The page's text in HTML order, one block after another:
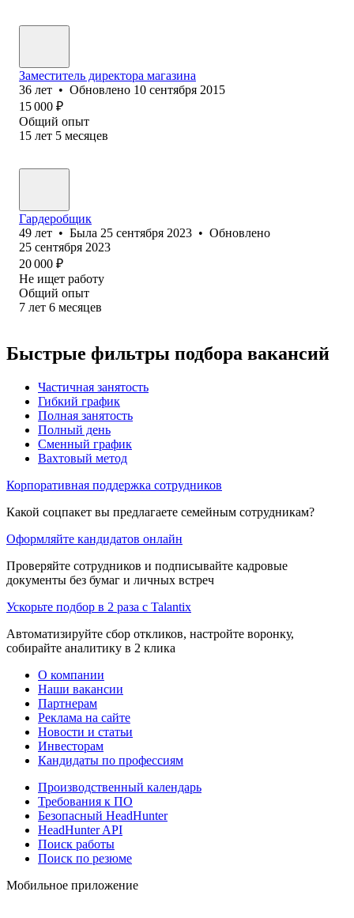
Заместитель директора магазина
36 лет • Обновлено 10 сентября 2015
15 000 ₽
Общий опыт
15 лет 5 месяцев
Гардеробщик
49 лет • Была 25 сентября 2023 • Обновлено
25 сентября 2023
20 000 ₽
Не ищет работу
Общий опыт
7 лет 6 месяцев
Быстрые фильтры подбора вакансий
Частичная занятость
Гибкий график
Полная занятость
Полный день
Сменный график
Вахтовый метод
Корпоративная поддержка сотрудников
Какой соцпакет вы предлагаете семейным сотрудникам?
Оформляйте кандидатов онлайн
Проверяйте сотрудников и подписывайте кадровые
документы без бумаг и личных встреч
Ускорьте подбор в 2 раза с Talantix
Автоматизируйте сбор откликов, настройте воронку,
собирайте аналитику в 2 клика
О компании
Наши вакансии
Партнерам
Реклама на сайте
Новости и статьи
Инвесторам
Кандидаты по профессиям
Производственный календарь
Требования к ПО
Безопасный HeadHunter
HeadHunter API
Поиск работы
Поиск по резюме
Мобильное приложение